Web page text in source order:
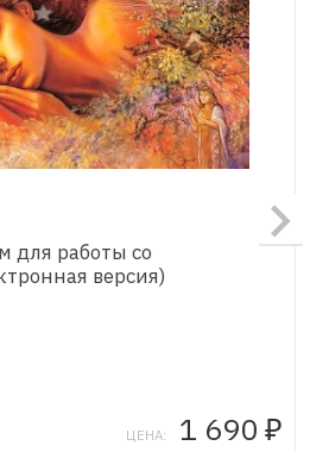
для работы со
версия)
ЦЕНА: 1 690 ₽